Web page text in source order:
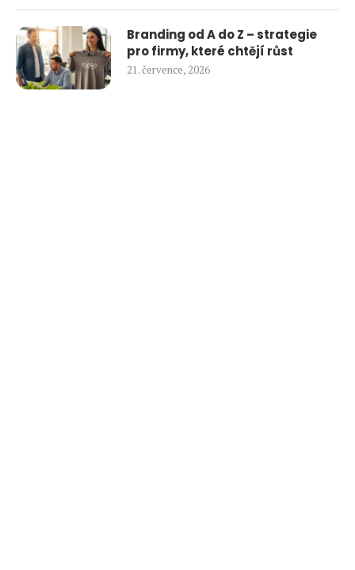
Branding od A do Z – strategie
pro firmy, které chtějí růst
21. července, 2026